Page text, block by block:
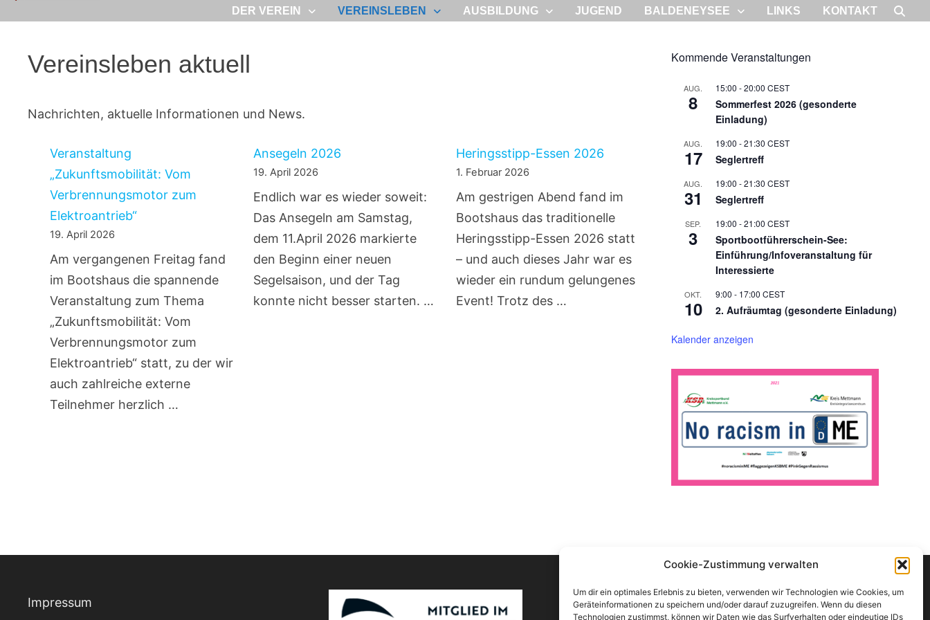
Cookie-Zustimmung verwalten
Um dir ein optimales Erlebnis zu bieten, verwenden wir Technologien wie Cookies, um
Geräteinformationen zu speichern und/oder darauf zuzugreifen. Wenn du diesen
Technologien zustimmst, können wir Daten wie das Surfverhalten oder eindeutige IDs
DER VEREIN VEREINSLEBEN AUSBILDUNG JUGEND BALDENEYSEE LINKS KONTAKT
Vereinsleben aktuell
Nachrichten, aktuelle Informationen und News.
Veranstaltung
„Zukunftsmobilität: Vom
Verbrennungsmotor zum
Elektroantrieb“
19. April 2026
Am vergangenen Freitag fand
im Bootshaus die spannende
Veranstaltung zum Thema
„Zukunftsmobilität: Vom
Verbrennungsmotor zum
Elektroantrieb“ statt, zu der wir
auch zahlreiche externe
Teilnehmer herzlich …
Ansegeln 2026
19. April 2026
Endlich war es wieder soweit:
Das Ansegeln am Samstag,
dem 11.April 2026 markierte
den Beginn einer neuen
Segelsaison, und der Tag
konnte nicht besser starten. …
Heringsstipp-Essen 2026
1. Februar 2026
Am gestrigen Abend fand im
Bootshaus das traditionelle
Heringsstipp-Essen 2026 statt
– und auch dieses Jahr war es
wieder ein rundum gelungenes
Event! Trotz des …
Kommende Veranstaltungen
AUG.
8
15:00 -20:00 CEST
Sommerfest 2026 (gesonderte
Einladung)
AUG.
17
19:00 -21:30 CEST
Seglertreff
AUG.
31
19:00 -21:30 CEST
Seglertreff
SEP.
3
19:00 -21:00 CEST
Sportbootführerschein-See:
Einführung/Infoveranstaltung für
Interessierte
OKT.
10
9:00 - 17:00 CEST
2. Aufräumtag (gesonderte Einladung)
Kalender anzeigen
Impressum